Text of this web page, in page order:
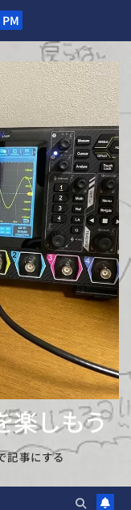
楽しもう
記事にする